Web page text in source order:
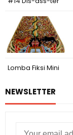
Lomba Fiksi Mini
NEWSLETTER